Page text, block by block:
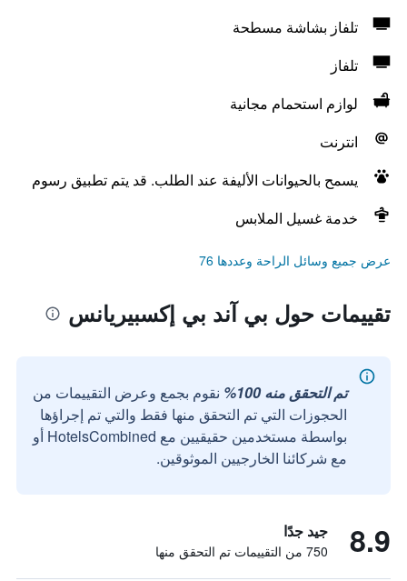
تلفاز بشاشة مسطحة
تلفاز
لوازم استحمام مجانية
انترنت
يسمح بالحيوانات الأليفة عند الطلب. قد يتم تطبيق رسوم
خدمة غسيل الملابس
عرض جميع وسائل الراحة وعددها 76
تقييمات حول بي آند بي إكسبيريانس
تم التحقق منه 100%
نقوم بجمع وعرض التقييمات من
الحجوزات التي تم التحقق منها فقط والتي تم إجراؤها
بواسطة مستخدمين حقيقيين مع HotelsCombined أو
مع شركائنا الخارجيين الموثوقين.
8.9 جيد جدًا
750 من التقييمات تم التحقق منها